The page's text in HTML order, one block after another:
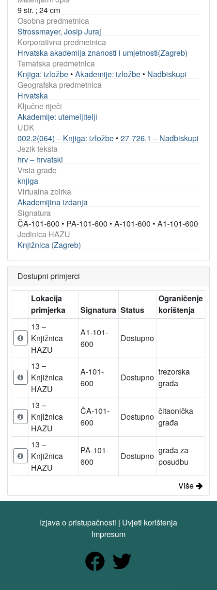
9 str. ; 24 cm
Osobna predmetnica
Strossmayer, Josip Juraj
Korporativna predmetnica
Hrvatska akademija znanosti i umjetnosti(Zagreb)
Tematska predmetnica
Knjiga: izložbe • Akademije: izložbe • Nadbiskupi
Geografska predmetnica
Hrvatska
Ključne riječi
Akademije: utemeljitelji
UDK
002.2(064) – Knjiga: izložbe • 27-726.1 – Nadbiskupi
Jezik teksta
hrv – hrvatski
Vrsta građe
knjiga
Virtualna zbirka
Akademijina izdanja
Signatura
ČA-101-600 • PA-101-600 • A-101-600 • A1-101-600
Jedinica HAZU
Knjižnica (Zagreb)
Dostupni primjerci
Lokacija
primjerka
Signatura Status
Ograničenje
korištenja
13 –
Knjižnica
HAZU
A1-101-
600
Dostupno
13 –
Knjižnica
HAZU
A-101-
600
Dostupno
trezorska
građa
13 –
Knjižnica
HAZU
ČA-101-
600
Dostupno
čitaonička
građa
13 –
Knjižnica
HAZU
PA-101-
600
Dostupno
građa za
posudbu
Više
Izjava o pristupačnosti | Uvjeti korištenja
Impresum